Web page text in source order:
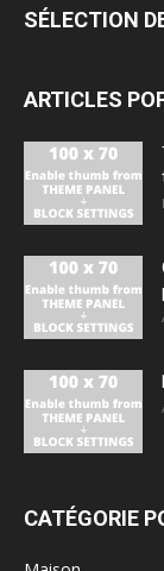
SÉLECTION
ARTICLES
CATÉGORIE